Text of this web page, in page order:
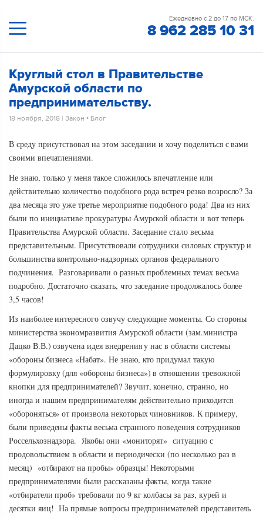
Ежедневно с 2 до 17 по МСК.
8 962 285 10 31
Круглый стол в Правительстве
Амурской области по
предпринимательству.
18 ноября, 2018 | Закон • Блог
В среду присутствовал на этом заседании и хочу поделиться с вами
своими впечатлениями.
Не знаю, только у меня такое сложилось впечатление или
действительно количество подобного рода встреч резко возросло? За
два месяца это уже третье мероприятие подобного рода! Два из них
были по инициативе прокуратуры Амурской области и вот теперь
Правительства Амурской области. Заседание стало весьма
представительным. Присутствовали сотрудники силовых структур и
большинства контрольно-надзорных органов федерального
подчинения. Разговаривали о разных проблемных темах весьма
подробно. Достаточно сказать, что заседание продолжалось более
3,5 часов!
Из наиболее интересного озвучу следующие моменты. Со стороны
министерства экономразвития Амурской области (зам.министра
Дацко В.В.) озвучена идея внедрения у нас в области системы
«обороны бизнеса «Набат». Не знаю, кто придумал такую
формулировку (для «обороны бизнеса») в отношении тревожной
кнопки для предпринимателей? Звучит, конечно, странно, но
иногда и нашим предпринимателям действительно приходится
«обороняться» от произвола некоторых чиновников. К примеру,
были приведены факты весьма странного поведения сотрудников
Россельхознадзора. Якобы они «мониторят» ситуацию с
продовольствием в области и периодически (по несколько раз в
месяц) «отбирают на пробы» образцы! Некоторыми
предпринимателями были рассказаны факты, когда такие
«отбиратели проб» требовали по 9 кг колбасы за раз, курей и
десятки яиц! На прямые вопросы предпринимателей представитель